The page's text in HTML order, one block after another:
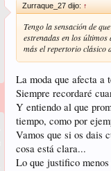
Zurraque_27 dijo: ↑
Tengo la sensación de
estrenadas en los
más el repertorio clásico
La moda que afecta a
Siempre recordaré
Y entiendo al que
tiempo, como por
Vamos que si os dais
cosa está clara...
Lo que justifico